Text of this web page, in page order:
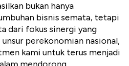
bukan hanya
bisnis semata, tetapi
dari fokus sinergi yang
perekonomian nasional,
kami untuk terus menjadi